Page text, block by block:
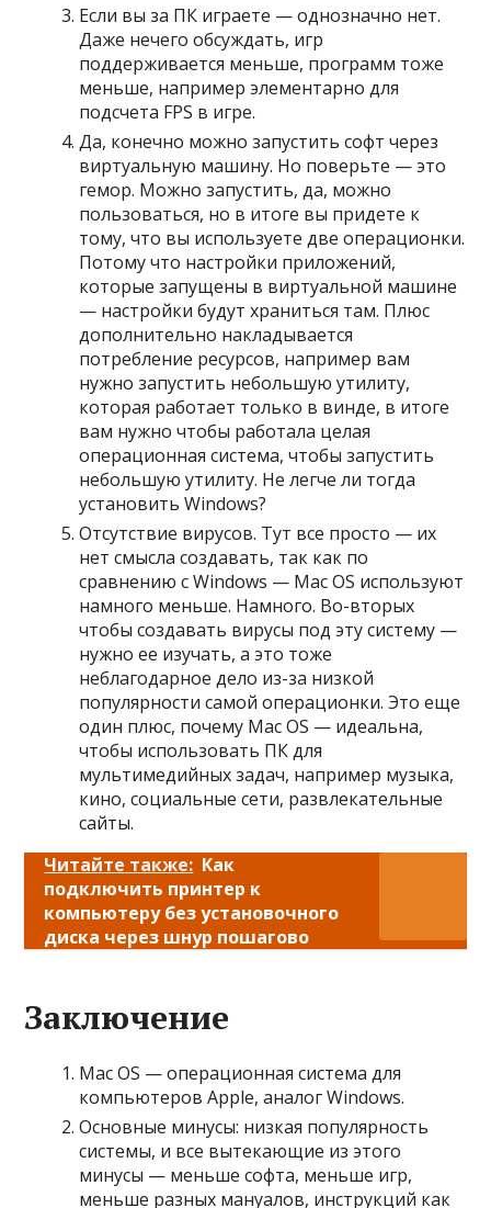
Если вы за ПК играете — однозначно нет.
Даже нечего обсуждать, игр
поддерживается меньше, программ тоже
меньше, например элементарно для
подсчета FPS в игре.
Да, конечно можно запустить софт через
виртуальную машину. Но поверьте — это
гемор. Можно запустить, да, можно
пользоваться, но в итоге вы придете к
тому, что вы используете две операционки.
Потому что настройки приложений,
которые запущены в виртуальной машине
— настройки будут храниться там. Плюс
дополнительно накладывается
потребление ресурсов, например вам
нужно запустить небольшую утилиту,
которая работает только в винде, в итоге
вам нужно чтобы работала целая
операционная система, чтобы запустить
небольшую утилиту. Не легче ли тогда
установить Windows?
Отсутствие вирусов. Тут все просто — их
нет смысла создавать, так как по
сравнению с Windows — Mac OS используют
намного меньше. Намного. Во-вторых
чтобы создавать вирусы под эту систему —
нужно ее изучать, а это тоже
неблагодарное дело из-за низкой
популярности самой операционки. Это еще
один плюс, почему Mac OS — идеальна,
чтобы использовать ПК для
мультимедийных задач, например музыка,
кино, социальные сети, развлекательные
сайты.
Читайте также: Как
подключить принтер к
компьютеру без установочного
диска через шнур пошагово
Заключение
Mac OS — операционная система для
компьютеров Apple, аналог Windows.
Основные минусы: низкая популярность
системы, и все вытекающие из этого
минусы — меньше софта, меньше игр,
меньше разных мануалов, инструкций как